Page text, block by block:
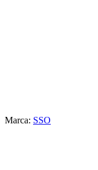
Marca: SSO